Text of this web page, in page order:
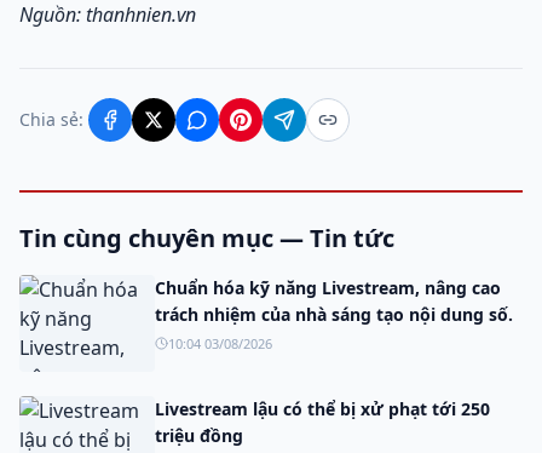
Nguồn: thanhnien.vn
Chia sẻ:
Tin cùng chuyên mục — Tin tức
Chuẩn hóa kỹ năng Livestream, nâng cao
trách nhiệm của nhà sáng tạo nội dung số.
10:04 03/08/2026
Livestream lậu có thể bị xử phạt tới 250
triệu đồng